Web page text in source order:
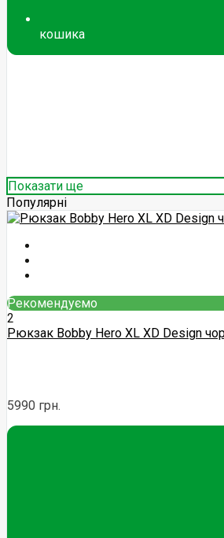
кошика
Показати ще
Популярні
Рекомендуємо
2
Рюкзак Bobby Hero XL XD Design
5990 грн.